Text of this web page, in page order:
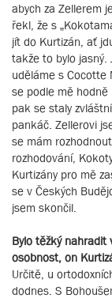
abych za Zellerem
řekl, že s
jít do Kurtizán, ať
takže to bylo jasný.
uděláme s Cocotte
se podle mě hodně
pak se staly
pankáč. Zellerovi
se mám
rozhodování,
Kurtizány pro mě
se v Českých
jsem skončil.
Bylo těžký nahradit
osobnost, on
Určitě, u
dodnes. S